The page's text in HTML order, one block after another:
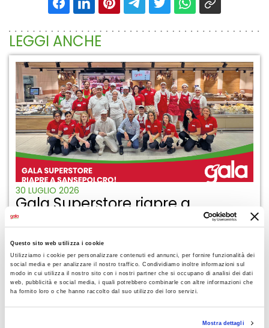
Questo sito web utilizza i cookie
Utilizziamo i cookie per personalizzare contenuti ed annunci, per fornire funzionalità dei
social media e per analizzare il nostro traffico. Condividiamo inoltre informazioni sul
modo in cui utilizza il nostro sito con i nostri partner che si occupano di analisi dei dati
web, pubblicità e social media, i quali potrebbero combinarle con altre informazioni che
ha fornito loro o che hanno raccolto dal suo utilizzo dei loro servizi.
Mostra dettagli
LEGGI ANCHE
30 LUGLIO 2026
Gala Superstore riapre a
Sansepolcro!